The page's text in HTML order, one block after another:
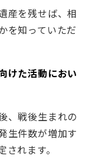
産を残せば、相
を知っていただ
けた活動におい
、戦後生まれの
生件数が増加す
れます。